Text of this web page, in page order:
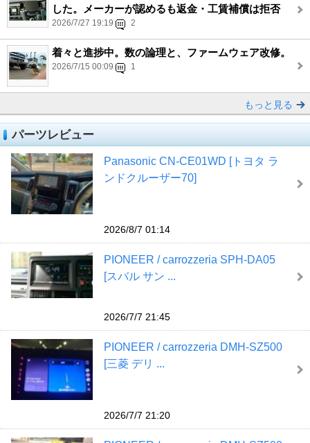
した。メーカーが認めるも返金・工賃補償は拒否
2026/7/27 19:19 2
着々と進捗中。数の論理と、ファームウェア改修。
2026/7/15 00:09 1
もっと見る
パーツレビュー
Panasonic CN-CE01WD [トヨタ ラ
ンドクルーザー70]
2026/8/7 01:14
PIONEER / carrozzeria SPH-DA05
[スバル サン ...
2026/7/7 21:45
PIONEER / carrozzeria DMH-SZ500
[三菱 デリ ...
2026/7/7 21:20